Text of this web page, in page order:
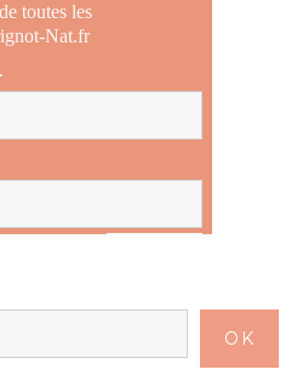
toutes les
Nat.fr
OK